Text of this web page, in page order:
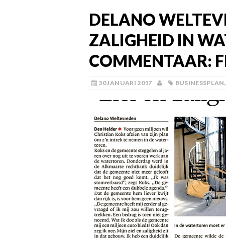
DELANO
ZALIGHEID IN
COMMENTAAR:
30 JANUARI 2017 BUSINESSPLAN,